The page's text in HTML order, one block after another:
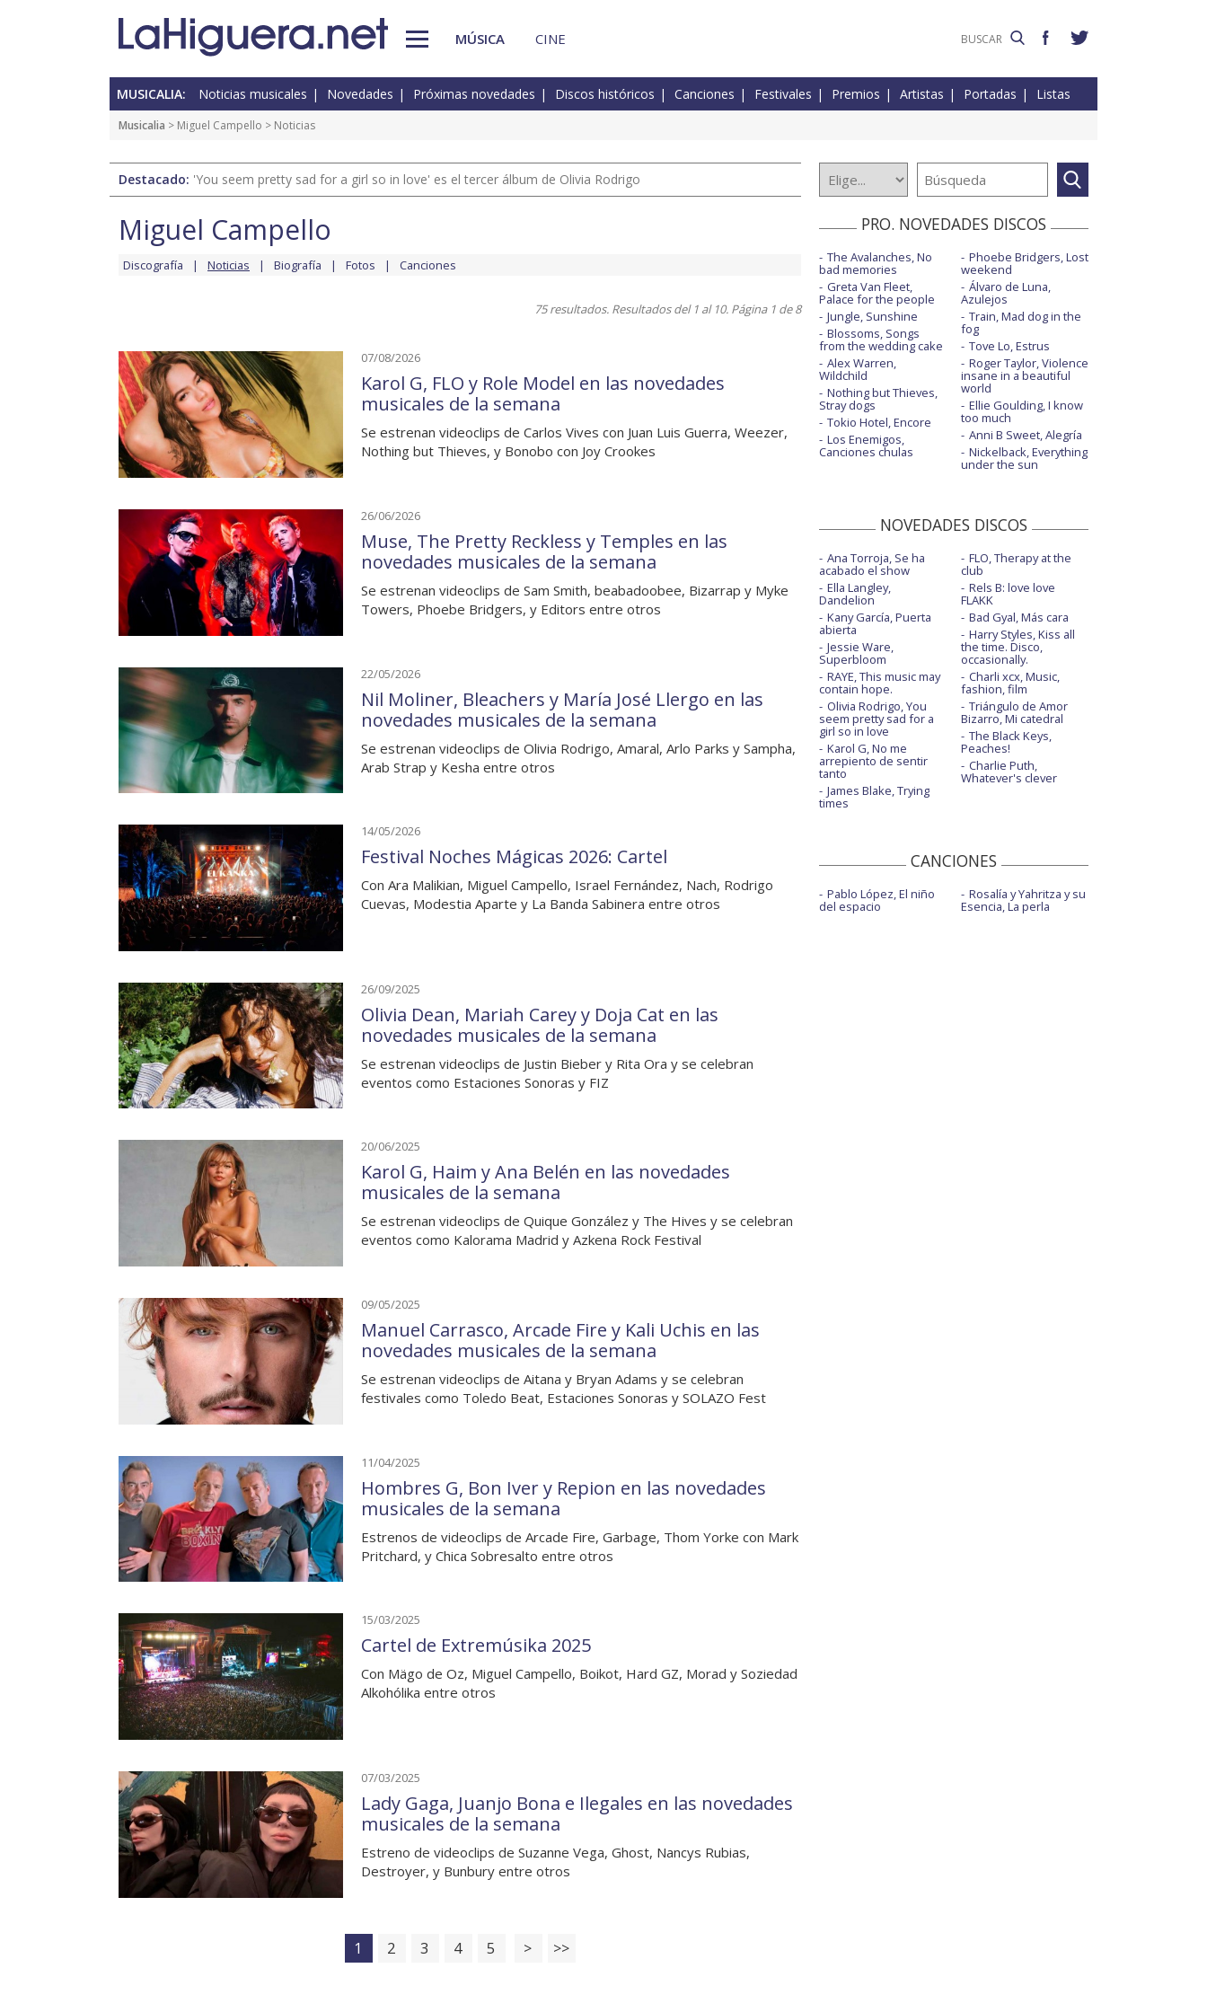
MÚSICA CINE
MUSICALIA: Noticias musicales Novedades Próximas novedades Discos históricos Canciones Festivales Premios Artistas Portadas Listas
Musicalia > Miguel Campello > Noticias
Destacado: 'You seem pretty sad for a girl so in love' es el tercer álbum de Olivia Rodrigo
Miguel Campello
Discografía Noticias Biografía Fotos Canciones
75 resultados. Resultados del 1 al 10. Página 1 de 8
07/08/2026
Karol G, FLO y Role Model en las novedades
musicales de la semana
Se estrenan videoclips de Carlos Vives con Juan Luis Guerra, Weezer,
Nothing but Thieves, y Bonobo con Joy Crookes
26/06/2026
Muse, The Pretty Reckless y Temples en las
novedades musicales de la semana
Se estrenan videoclips de Sam Smith, beabadoobee, Bizarrap y Myke
Towers, Phoebe Bridgers, y Editors entre otros
22/05/2026
Nil Moliner, Bleachers y María José Llergo en las
novedades musicales de la semana
Se estrenan videoclips de Olivia Rodrigo, Amaral, Arlo Parks y Sampha,
Arab Strap y Kesha entre otros
14/05/2026
Festival Noches Mágicas 2026: Cartel
Con Ara Malikian, Miguel Campello, Israel Fernández, Nach, Rodrigo
Cuevas, Modestia Aparte y La Banda Sabinera entre otros
26/09/2025
Olivia Dean, Mariah Carey y Doja Cat en las
novedades musicales de la semana
Se estrenan videoclips de Justin Bieber y Rita Ora y se celebran
eventos como Estaciones Sonoras y FIZ
20/06/2025
Karol G, Haim y Ana Belén en las novedades
musicales de la semana
Se estrenan videoclips de Quique González y The Hives y se celebran
eventos como Kalorama Madrid y Azkena Rock Festival
09/05/2025
Manuel Carrasco, Arcade Fire y Kali Uchis en las
novedades musicales de la semana
Se estrenan videoclips de Aitana y Bryan Adams y se celebran
festivales como Toledo Beat, Estaciones Sonoras y SOLAZO Fest
11/04/2025
Hombres G, Bon Iver y Repion en las novedades
musicales de la semana
Estrenos de videoclips de Arcade Fire, Garbage, Thom Yorke con Mark
Pritchard, y Chica Sobresalto entre otros
15/03/2025
Cartel de Extremúsika 2025
Con Mägo de Oz, Miguel Campello, Boikot, Hard GZ, Morad y Soziedad
Alkohólika entre otros
07/03/2025
Lady Gaga, Juanjo Bona e Ilegales en las novedades
musicales de la semana
Estreno de videoclips de Suzanne Vega, Ghost, Nancys Rubias,
Destroyer, y Bunbury entre otros
1 2 3 4 5 > >>
PRO. NOVEDADES DISCOS
The Avalanches, No
bad memories
Greta Van Fleet,
Palace for the people
Jungle, Sunshine
Blossoms, Songs
from the wedding cake
Alex Warren,
Wildchild
Nothing but Thieves,
Stray dogs
Tokio Hotel, Encore
Los Enemigos,
Canciones chulas
Phoebe Bridgers, Lost
weekend
Álvaro de Luna,
Azulejos
Train, Mad dog in the
fog
Tove Lo, Estrus
Roger Taylor, Violence
insane in a beautiful
world
Ellie Goulding, I know
too much
Anni B Sweet, Alegría
Nickelback, Everything
under the sun
NOVEDADES DISCOS
Ana Torroja, Se ha
acabado el show
Ella Langley,
Dandelion
Kany García, Puerta
abierta
Jessie Ware,
Superbloom
RAYE, This music may
contain hope.
Olivia Rodrigo, You
seem pretty sad for a
girl so in love
Karol G, No me
arrepiento de sentir
tanto
James Blake, Trying
times
FLO, Therapy at the
club
Rels B: love love
FLAKK
Bad Gyal, Más cara
Harry Styles, Kiss all
the time. Disco,
occasionally.
Charli xcx, Music,
fashion, film
Triángulo de Amor
Bizarro, Mi catedral
The Black Keys,
Peaches!
Charlie Puth,
Whatever's clever
CANCIONES
Pablo López, El niño
del espacio
Rosalía y Yahritza y su
Esencia, La perla